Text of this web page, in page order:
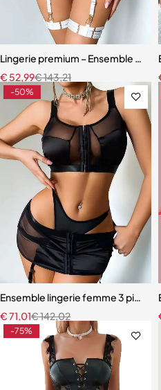
Lingerie premium – Ensemble en
€143,21
€ 52,99
-50%
Ensemble lingerie femme 3 pièces
€142,02
€71,01
-75%